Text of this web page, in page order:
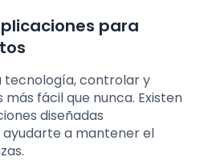
para
tecnología, controlar y
fácil que nunca. Existen
diseñadas
a mantener el